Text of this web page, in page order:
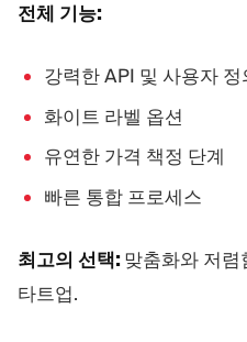
전체 기능:
강력한 API 및 사용자 정
화이트 라벨 옵션
유연한 가격 책정 단계
빠른 통합 프로세스
최고의 선택:맞춤화와 저렴
타트업.